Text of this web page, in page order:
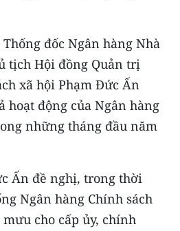
đốc Ngân hàng Nhà
tịch Hội đồng Quản trị
xã hội Phạm Đức Ấn
hoạt động của Ngân hàng
những tháng đầu năm
Ấn đề nghị, trong thời
Ngân hàng Chính sách
cho cấp ủy, chính